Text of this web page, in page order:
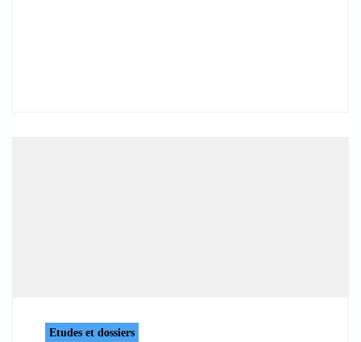
Etudes et dossiers